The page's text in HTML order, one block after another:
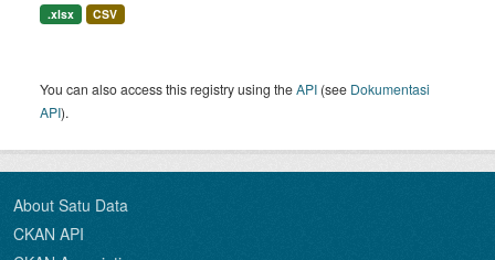
.xlsx CSV
You can also access this registry using theAPI (see Dokumentasi
API).
About Satu Data
CKAN API